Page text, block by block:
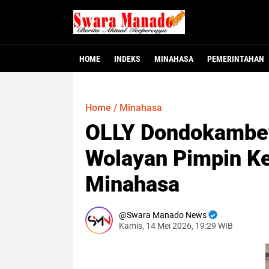
HOME INDEKS MINAHASA PEMERINTAHAN
Home / Minahasa
OLLY
Wolayan Pimpin
Minahasa
Swara Manado News
Kamis, 14 Mei 2026, 19:29 WIB